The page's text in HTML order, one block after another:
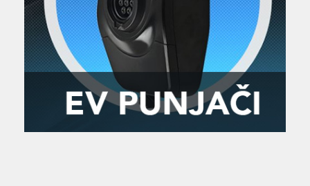
Slaven Gajdek
MTC - Moto Tour Croatia
Vikend vožnje
Zanimljivost
Najave i noviteti